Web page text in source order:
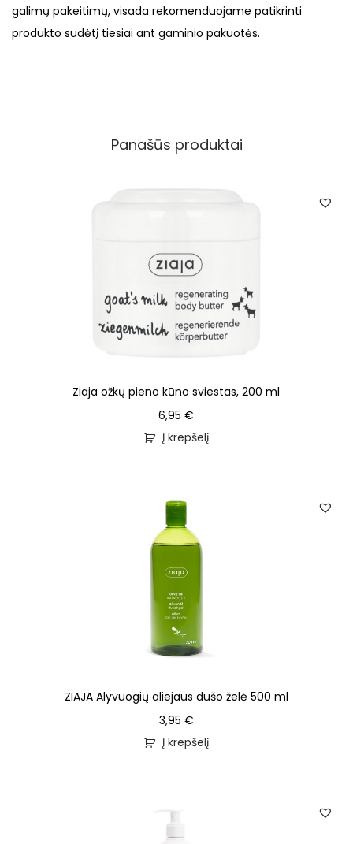
galimų pakeitimų, visada rekomenduojame patikrinti
produkto sudėtį tiesiai ant gaminio pakuotės.
Panašūs produktai
Ziaja ožkų pieno kūno sviestas, 200 ml
6,95€
Į krepšelį
ZIAJA Alyvuogių aliejaus dušo želė 500 ml
3,95 €
Į krepšelį